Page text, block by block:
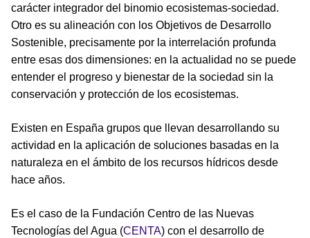
carácter integrador del binomio ecosistemas-sociedad.
Otro es su alineación con los Objetivos de Desarrollo
Sostenible, precisamente por la interrelación profunda
entre esas dos dimensiones: en la actualidad no se puede
entender el progreso y bienestar de la sociedad sin la
conservación y protección de los ecosistemas.
Existen en España grupos que llevan desarrollando su
actividad en la aplicación de soluciones basadas en la
naturaleza en el ámbito de los recursos hídricos desde
hace años.
Es el caso de la Fundación Centro de las Nuevas
Tecnologías del Agua (CENTA) con el desarrollo de